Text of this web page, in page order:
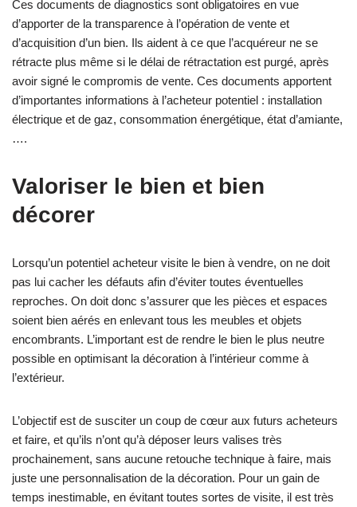
Ces documents de diagnostics sont obligatoires en vue
d’apporter de la transparence à l’opération de vente et
d’acquisition d’un bien. Ils aident à ce que l’acquéreur ne se
rétracte plus même si le délai de rétractation est purgé, après
avoir signé le compromis de vente. Ces documents apportent
d’importantes informations à l’acheteur potentiel : installation
électrique et de gaz, consommation énergétique, état d’amiante,
….
Valoriser le bien et bien
décorer
Lorsqu’un potentiel acheteur visite le bien à vendre, on ne doit
pas lui cacher les défauts afin d’éviter toutes éventuelles
reproches. On doit donc s’assurer que les pièces et espaces
soient bien aérés en enlevant tous les meubles et objets
encombrants. L’important est de rendre le bien le plus neutre
possible en optimisant la décoration à l’intérieur comme à
l’extérieur.
L’objectif est de susciter un coup de cœur aux futurs acheteurs
et faire, et qu’ils n’ont qu’à déposer leurs valises très
prochainement, sans aucune retouche technique à faire, mais
juste une personnalisation de la décoration. Pour un gain de
temps inestimable, en évitant toutes sortes de visite, il est très